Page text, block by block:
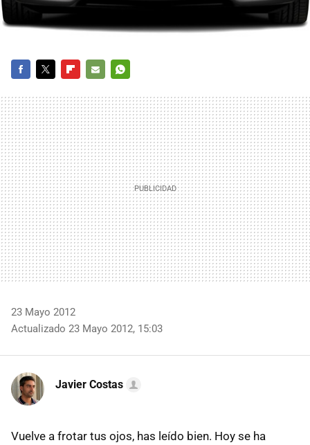
MAIL
23 Mayo 2012
Actualizado 23 Mayo 2012, 15:03
Javier Costas
Vuelve a frotar tus ojos, has leído bien. Hoy se ha